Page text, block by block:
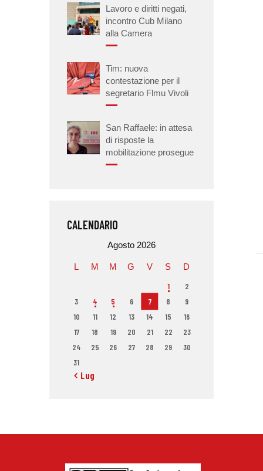
Lavoro e diritti negati,
incontro Cub Milano
alla Camera
Tim: nuova
contestazione per il
segretario Flmu Vivoli
San Raffaele: in attesa
di risposte la
mobilitazione prosegue
CALENDARIO
Agosto 2026
L M M G V S D
1
2
3
4 5 6 7 8
9
10
11 12 13 14 15
16
17
18 19 20 21 22
23
24
25 26 27 28 29
30
31
« Lug